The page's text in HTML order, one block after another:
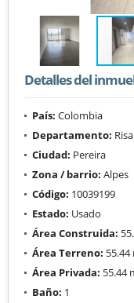
Detalles del
País: Colombia
Departamento:
Ciudad: Pereira
Zona / barrio: Alpes
Código: 10039199
Estado: Usado
Área Construida:
Área Terreno: 55.44
Área Privada: 55.44
Baño: 1